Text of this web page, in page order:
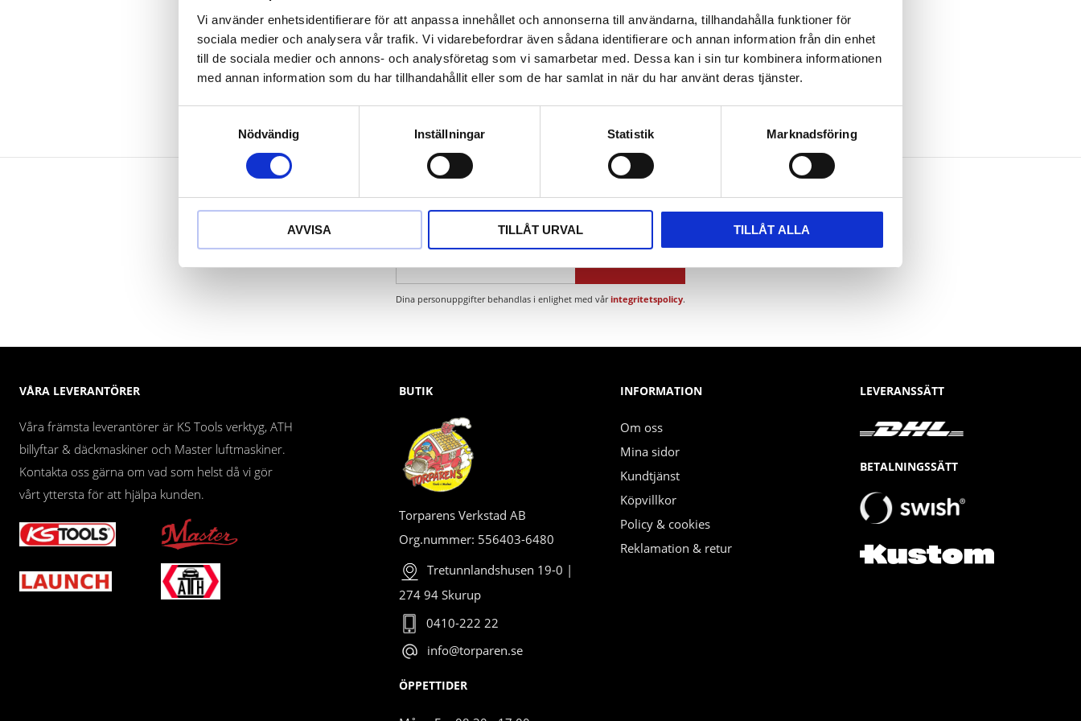
Vi använder enhetsidentifierare för att anpassa innehållet och annonserna till användarna, tillhandahålla funktioner för
sociala medier och analysera vår trafik. Vi vidarebefordrar även sådana identifierare och annan information från din enhet
till de sociala medier och annons- och analysföretag som vi samarbetar med. Dessa kan i sin tur kombinera informationen
med annan information som du har tillhandahållit eller som de har samlat in när du har använt deras tjänster.
Nödvändig
Inställningar Statistik Marknadsföring
AVVISA TILLÅT URVAL TILLÅT ALLA
Krom molybden
I stabil plastlåda
Nyhetsbrev
Dina personuppgifter behandlas i enlighet med vårintegritetspolicy.
VÅRA LEVERANTÖRER
Våra främsta leverantörer är KS Tools verktyg, ATH
billyftar & däckmaskiner och Master luftmaskiner.
Kontakta oss gärna om vad som helst då vi gör
vårt yttersta för att hjälpa kunden.
BUTIK
Torparens Verkstad AB
Org.nummer: 556403-6480
Tretunnlandshusen 19-0 |
274 94 Skurup
0410-222 22
info@torparen.se
ÖPPETTIDER
INFORMATION
Om oss
Mina sidor
Kundtjänst
Köpvillkor
Policy & cookies
Reklamation & retur
LEVERANSSÄTT
BETALNINGSSÄTT